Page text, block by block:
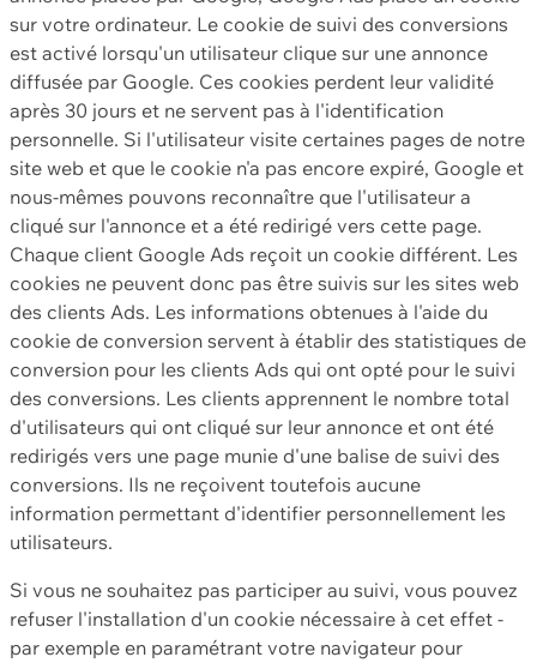
sur votre ordinateur. Le cookie de suivi des conversions
est activé lorsqu'un utilisateur clique sur une annonce
diffusée par Google. Ces cookies perdent leur validité
après 30 jours et ne servent pas à l'identification
personnelle. Si l'utilisateur visite certaines pages de notre
site web et que le cookie n'a pas encore expiré, Google et
nous-mêmes pouvons reconnaître que l'utilisateur a
cliqué sur l'annonce et a été redirigé vers cette page.
Chaque client Google Ads reçoit un cookie différent. Les
cookies ne peuvent donc pas être suivis sur les sites web
des clients Ads. Les informations obtenues à l'aide du
cookie de conversion servent à établir des statistiques de
conversion pour les clients Ads qui ont opté pour le suivi
des conversions. Les clients apprennent le nombre total
d'utilisateurs qui ont cliqué sur leur annonce et ont été
redirigés vers une page munie d'une balise de suivi des
conversions. Ils ne reçoivent toutefois aucune
information permettant d'identifier personnellement les
utilisateurs.
Si vous ne souhaitez pas participer au suivi, vous pouvez
refuser l'installation d'un cookie nécessaire à cet effet -
par exemple en paramétrant votre navigateur pour